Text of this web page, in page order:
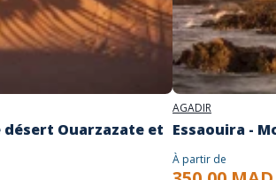
Ouarzazate et
AGADIR
Essaouira -
À partir de